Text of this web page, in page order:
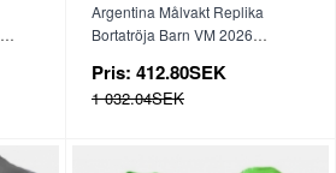
Argentina Målvakt Replika
Bortatröja Barn VM 2026
Pris: 412.80SEK
1 032.04SEK